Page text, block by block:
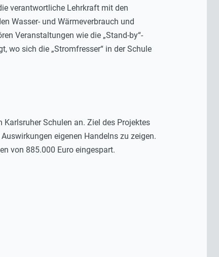
verantwortliche Lehrkraft mit den
Wasser- und Wärmeverbrauch und
Veranstaltungen wie die „Stand-by“-
wo sich die „Stromfresser“ in der Schule
Schulen an. Ziel des Projektes
eigenen Handelns zu zeigen.
von 885.000 Euro eingespart.